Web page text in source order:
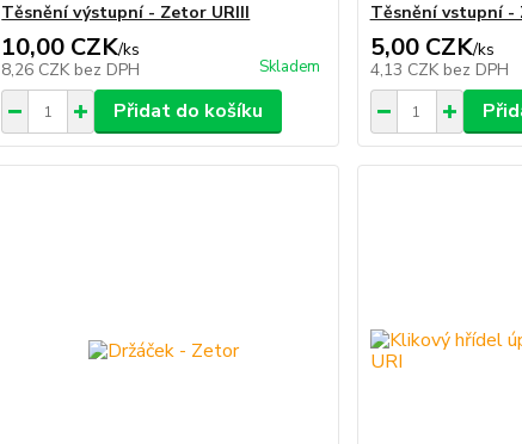
Těsnění výstupní - Zetor URIII
10,00 CZK/ks
8,26 CZK bez DPH Skladem
Přidat do košíku
Těsnění vstupní -
5,00 CZK/ks
4,13 CZK bez DPH